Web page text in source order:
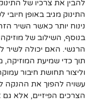
להבין את צרכיו של
התינוק מגיב באופן חיובי
נינוח יותר כאשר השיר
בנוסף, השילוב של
הרגשי. האם יכולה לשיר
תוך כדי שמיעת
וליצור תחושת חיבור
עשויה להפוך את ההנקה
הצרכים הפיזיים, אלא